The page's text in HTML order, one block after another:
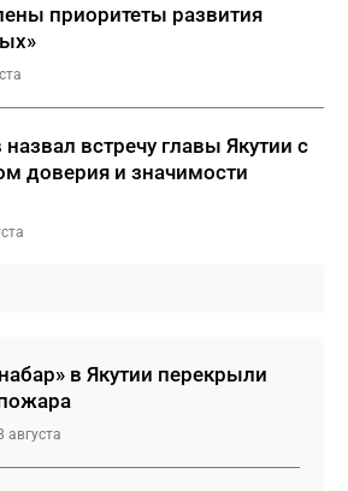
приоритеты развития
встречу главы Якутии с
доверия и значимости
в Якутии перекрыли
августа